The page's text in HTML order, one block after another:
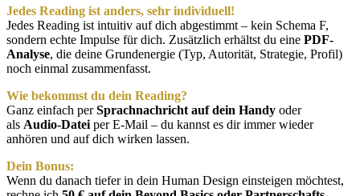
Jedes Reading ist anders, sehr individuell!
Jedes Reading ist intuitiv auf dich abgestimmt – kein Schema F,
sondern echte Impulse für dich. Zusätzlich erhältst du eine PDF-
Analyse, die deine Grundenergie (Typ, Autorität, Strategie, Profil)
noch einmal zusammenfasst.
Wie bekommst du dein Reading?
Ganz einfach perSprachnachricht auf dein Handy oder
als Audio-Datei per E-Mail – du kannst es dir immer wieder
anhören und auf dich wirken lassen.
Dein Bonus:
Wenn du danach tiefer in dein Human Design einsteigen möchtest,